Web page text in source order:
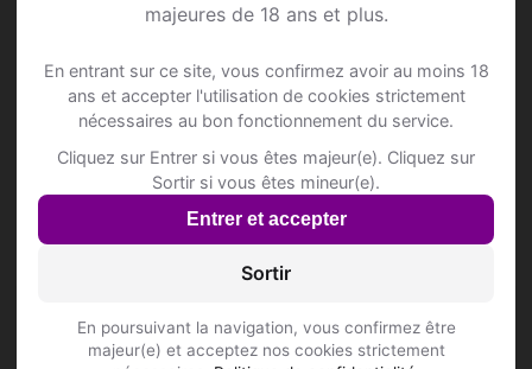
majeures de 18 ans et plus.
En entrant sur ce site, vous confirmez avoir au moins 18
ans et accepter l'utilisation de cookies strictement
nécessaires au bon fonctionnement du service.
Cliquez sur Entrer si vous êtes majeur(e). Cliquez sur
Sortir si vous êtes mineur(e).
Entrer et accepter
Sortir
En poursuivant la navigation, vous confirmez être
majeur(e) et acceptez nos cookies strictement
Rejoins les membres de Bretzwil et des
S'inscrire gratuitement